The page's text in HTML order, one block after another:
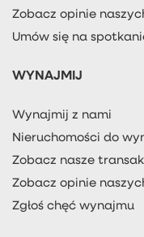
Zobacz opinie
Umów się na
WYNAJMIJ
Wynajmij z nami
Nieruchomości do
Zobacz nasze
Zobacz opinie
Zgłoś chęć wynajmu